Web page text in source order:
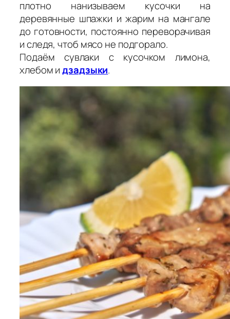
плотно нанизываем кусочки на
деревянные шпажки и жарим на мангале
до готовности, постоянно переворачивая
и следя, чтоб мясо не подгорало.
Подаём сувлаки с кусочком лимона,
хлебом идзадзыки.